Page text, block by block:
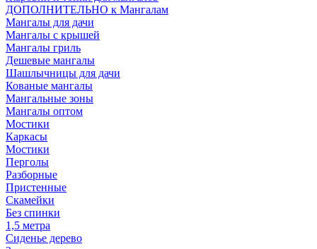
ДОПОЛНИТЕЛЬНО к Мангалам
Мангалы для дачи
Мангалы с крышей
Мангалы гриль
Дешевые мангалы
Шашлычницы для дачи
Кованые мангалы
Мангальные зоны
Мангалы оптом
Мостики
Каркасы
Мостики
Перголы
Разборные
Пристенные
Скамейки
Без спинки
1,5 метра
Сиденье дерево